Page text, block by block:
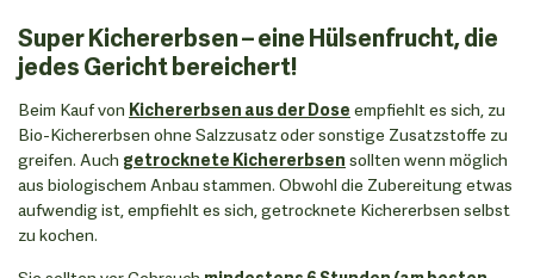
Super Kichererbsen – eine Hülsenfrucht, die
jedes Gericht bereichert!
Beim Kauf von Kichererbsen aus der Dose empfiehlt es sich, zu
Bio-Kichererbsen ohne Salzzusatz oder sonstige Zusatzstoffe zu
greifen. Auch getrocknete Kichererbsen sollten wenn möglich
aus biologischem Anbau stammen. Obwohl die Zubereitung etwas
aufwendig ist, empfiehlt es sich, getrocknete Kichererbsen selbst
zu kochen.